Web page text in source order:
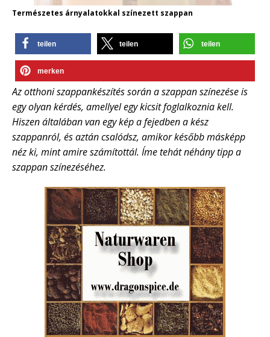
Természetes árnyalatokkal színezett szappan
teilen teilen teilen
merken
Az otthoni szappankészítés során a szappan színezése is
egy olyan kérdés, amellyel egy kicsit foglalkoznia kell.
Hiszen általában van egy kép a fejedben a kész
szappanról, és aztán csalódsz, amikor később másképp
néz ki, mint amire számítottál. Íme tehát néhány tipp a
szappan színezéséhez.